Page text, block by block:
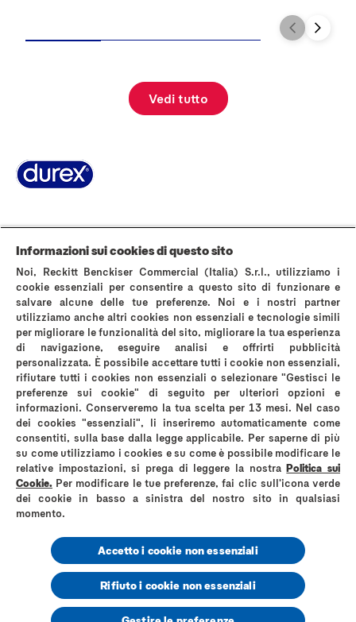
Vedi tutto
La storia di DurexDomande FrequentiArea stampa
Contattaci
Politica sui cookiesAvviso sulla Privacy
Termini & Condizioni di Utilizzo del Sito Web
Privacy A luci acceseInformativa privacy instagram
Mappa del sito
© 2026, Durex Italy RB-M-02894
*comparati con i normali preservativi in lattice Durex
Reckitt Benckiser Healthcare (Italia) S.p.A
Via G. Spadolini, n. 7 – 20141 Milano
Partita IVA 01768930131
Codice Fiscale e Numero di iscrizione al registro delle imprese di Milano
Monza Brianza Lodi 06325010152
Capitale sociale Euro 3.620.000 i.v. Socio unico Reckitt Benckiser Holdings
(Italia) S.r.l.
www.durex.co.uk
Informazioni sui cookies di questo sito
Noi, Reckitt Benckiser Commercial (Italia) S.r.l., utilizziamo i
cookie essenziali per consentire a questo sito di funzionare e
salvare alcune delle tue preferenze. Noi e i nostri partner
utilizziamo anche altri cookies non essenziali e tecnologie simili
per migliorare le funzionalità del sito, migliorare la tua esperienza
di navigazione, eseguire analisi e offrirti pubblicità
personalizzata. È possibile accettare tutti i cookie non essenziali,
rifiutare tutti i cookies non essenziali o selezionare "Gestisci le
preferenze sui cookie" di seguito per ulteriori opzioni e
informazioni. Conserveremo la tua scelta per 13 mesi. Nel caso
dei cookies "essenziali", li inseriremo automaticamente come
consentiti, sulla base dalla legge applicabile. Per saperne di più
su come utilizziamo i cookies e su come è possibile modificare le
relative impostazioni, si prega di leggere la nostraPolitica sui
Cookie. Per modificare le tue preferenze, fai clic sull'icona verde
dei cookie in basso a sinistra del nostro sito in qualsiasi
momento.
Accetto i cookie non essenziali
Rifiuto i cookie non essenziali